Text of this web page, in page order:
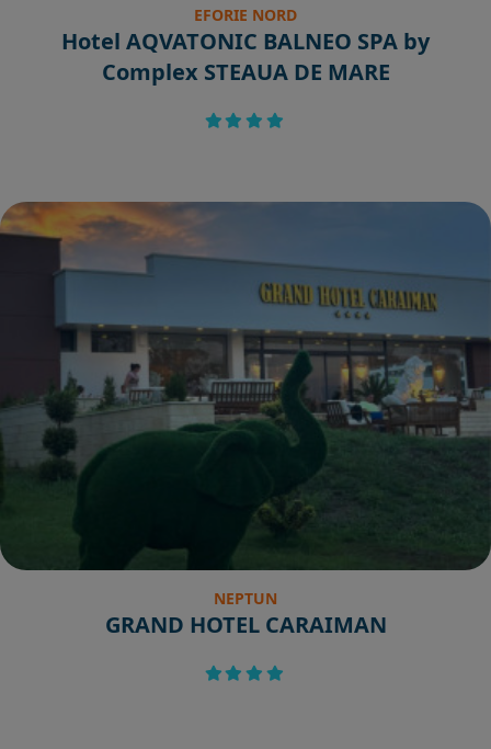
EFORIE NORD
Hotel AQVATONIC BALNEO SPA by
Complex STEAUA DE MARE
NEPTUN
GRAND HOTEL CARAIMAN